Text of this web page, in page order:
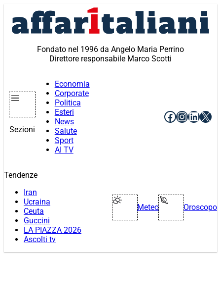
contenuto
Fondato nel 1996 da Angelo Maria Perrino
Direttore responsabile Marco Scotti
Sezioni
Economia
Corporate
Politica
Esteri
News
Salute
Sport
AI TV
Facebook
X
Tendenze
Iran
Ucraina
Ceuta
Guccini
LA PIAZZA 2026
Ascolti tv
Meteo Oroscopo